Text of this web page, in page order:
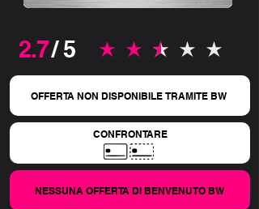
2.7/ 5 la valutazione media è 2.7 su 5
OFFERTA NON DISPONIBILE TRAMITE BW
CONFRONTARE
NESSUNA OFFERTA DI BENVENUTO BW